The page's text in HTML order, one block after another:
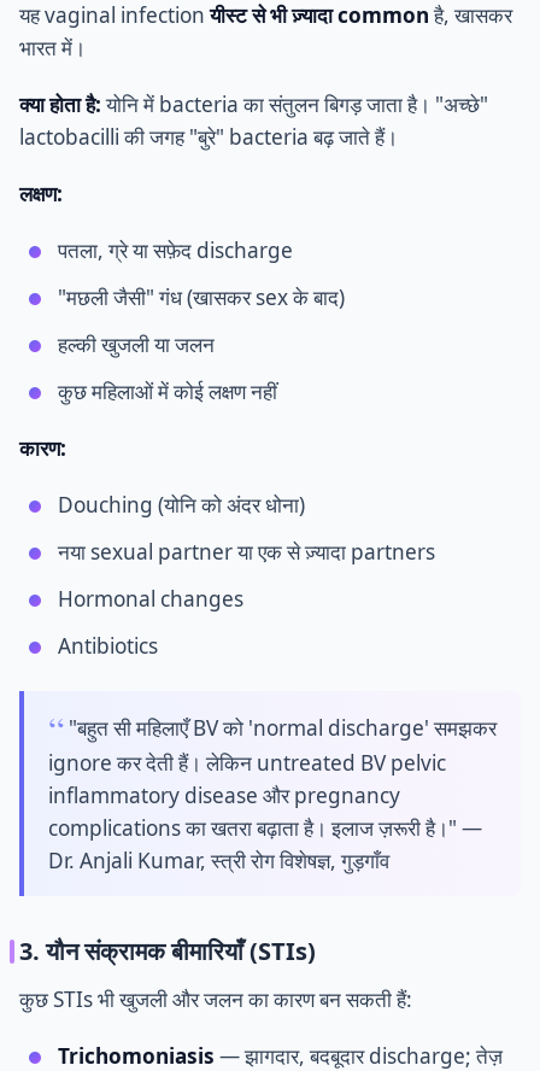
यह vaginal infectionयीस्ट से भी ज़्यादा commonहै, खासकर
भारत में।
क्या होता है:योनि में bacteria का संतुलन बिगड़ जाता है। "अच्छे"
lactobacilli की जगह "बुरे" bacteria बढ़ जाते हैं।
लक्षण:
पतला, ग्रे या सफ़ेद discharge
"मछली जैसी" गंध (खासकर sex के बाद)
हल्की खुजली या जलन
कुछ महिलाओं में कोई लक्षण नहीं
कारण:
Douching (योनि को अंदर धोना)
नया sexual partner या एक से ज़्यादा partners
Hormonal changes
Antibiotics
"बहुत सी महिलाएँ BV को 'normal discharge' समझकर
ignore कर देती हैं। लेकिन untreated BV pelvic
inflammatory disease और pregnancy
complications का खतरा बढ़ाता है। इलाज ज़रूरी है।" —
Dr. Anjali Kumar, स्त्री रोग विशेषज्ञ, गुड़गाँव
3. यौन संक्रामक बीमारियाँ (STIs)
कुछ STIs भी खुजली और जलन का कारण बन सकती हैं:
Trichomoniasis — झागदार, बदबूदार discharge; तेज़